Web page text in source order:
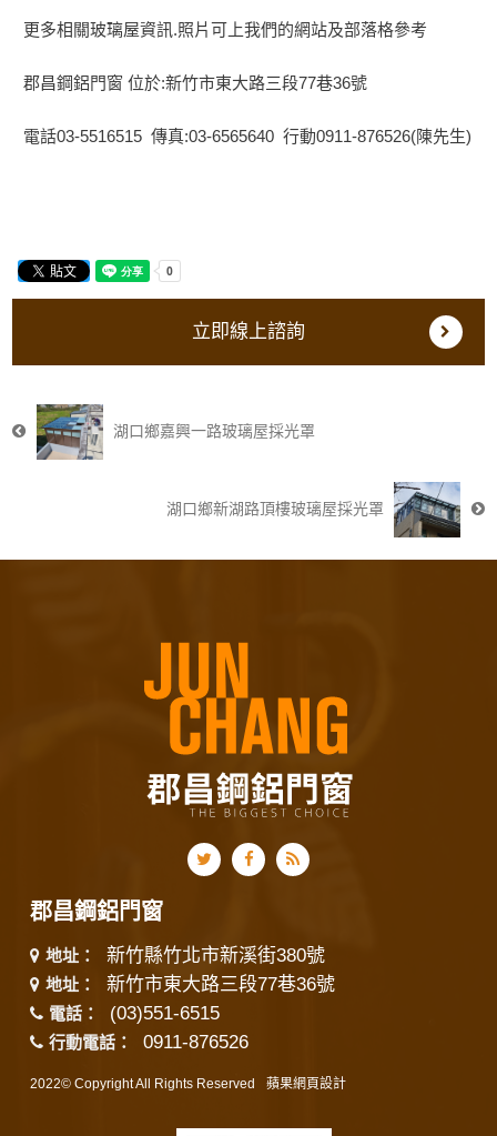
更多相關玻璃屋資訊.照片可上我們的網站及部落格參考
郡昌鋼鋁門窗 位於:新竹市東大路三段77巷36號
電話03-5516515 傳真:03-6565640 行動0911-876526(陳先生)
立即線上諮詢
湖口鄉嘉興一路玻璃屋採光罩
湖口鄉新湖路頂樓玻璃屋採光罩
郡昌鋼鋁門窗
地址： 新竹縣竹北市新溪街380號
地址： 新竹市東大路三段77巷36號
電話： (03)551-6515
行動電話： 0911-876526
2022© Copyright All Rights Reserved 蘋果網頁設計